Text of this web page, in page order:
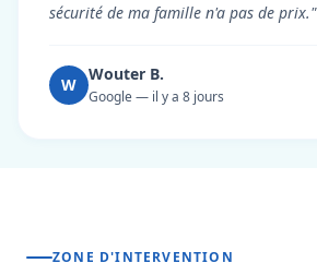
sécurité de ma famille n'a pas de prix."
W
Wouter B.
Google — il y a 8 jours
ZONE D'INTERVENTION